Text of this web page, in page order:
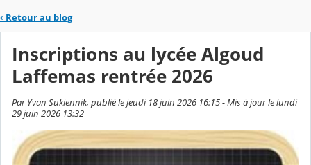
‹ Retour au blog
Inscriptions au lycée Algoud
Laffemas rentrée 2026
Par Yvan Sukiennik, publié le jeudi 18 juin 2026 16:15 - Mis à jour le lundi
29 juin 2026 13:32